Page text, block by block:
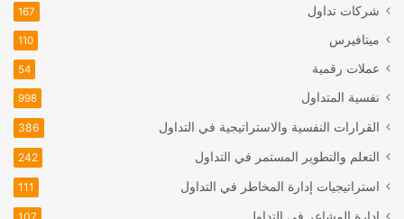
شركات تداول 167
ميتافيرس 110
عملات رقمية 54
نفسية المتداول 998
القرارات النفسية والاستراتيجية في التداول 386
التعلم والتطوير المستمر في التداول 242
استراتيجيات إدارة المخاطر في التداول 111